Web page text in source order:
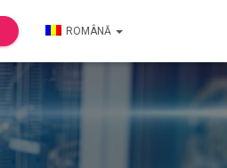
ROMÂNĂ